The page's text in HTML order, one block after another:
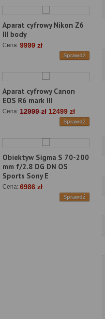
Aparat cyfrowy Nikon Z6
III body
Cena: 9999 zł
Sprawdź
Aparat cyfrowy Canon
EOS R6 mark III
Cena: 12999 zł 12499 zł
Sprawdź
Obiektyw Sigma S 70-200
mm f/2.8 DG DN OS
Sports Sony E
Cena: 6986 zł
Sprawdź